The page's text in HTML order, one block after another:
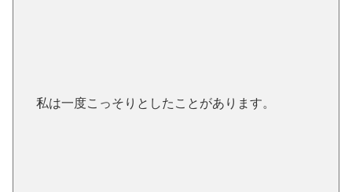
私は一度こっそりとしたことがあります。